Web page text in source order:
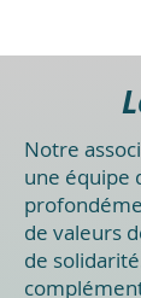
Notre
une équipe
de valeurs
de